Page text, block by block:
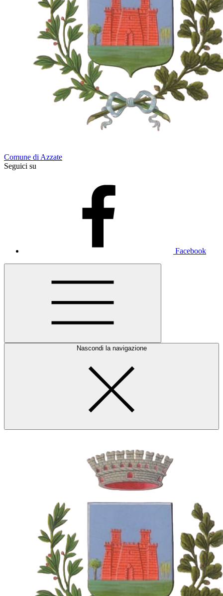
Comune di Azzate
Seguici su
Facebook
Nascondi la navigazione